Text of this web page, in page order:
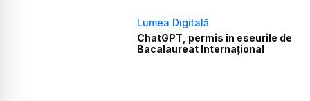
Lumea Digitală
ChatGPT, permis în eseurile de
Bacalaureat Internațional